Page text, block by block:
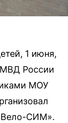
1 июня,
МВД России
МОУ
Вело-СИМ».